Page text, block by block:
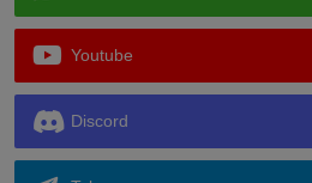
Youtube
Discord